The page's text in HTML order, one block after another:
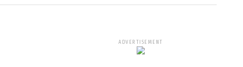
ADVERTISEMENT